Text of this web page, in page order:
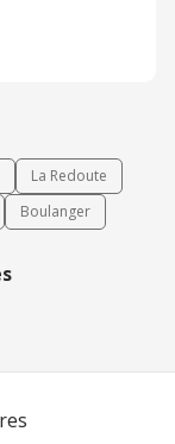
La Redoute
Boulanger